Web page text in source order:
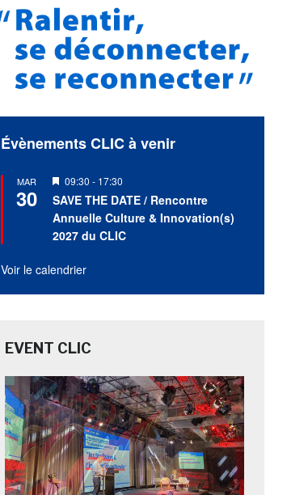
Évènements CLIC à venir
MAR
30
Mis
en
avant
09:30 - 17:30
SAVE THE DATE / Rencontre
Annuelle Culture & Innovation(s)
2027 du CLIC
Voir le calendrier
EVENT CLIC